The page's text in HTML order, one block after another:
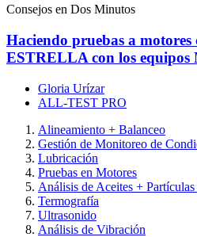
Consejos en Dos Minutos
Haciendo pruebas a
ESTRELLA con los
Gloria Urízar
ALL-TEST PRO
Alineamiento + Balanceo
Gestión de Monitoreo de
Lubricación
Pruebas en Motores
Análisis de Aceites + Partículas
Termografía
Ultrasonido
Análisis de Vibración